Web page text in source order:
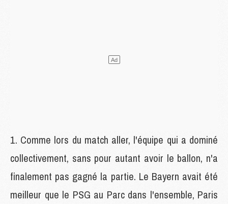
Comme lors du match aller, l'équipe qui a dominé
collectivement, sans pour autant avoir le ballon, n'a
finalement pas gagné la partie. Le Bayern avait été
meilleur que le PSG au Parc dans l'ensemble, Paris